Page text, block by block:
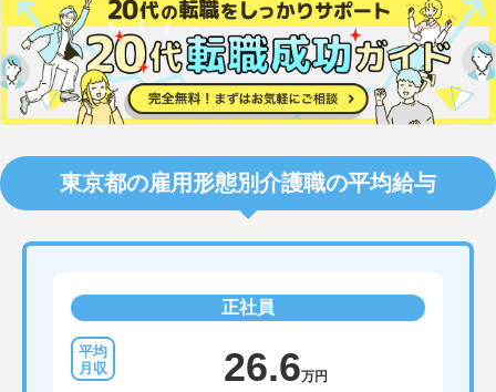
東京都の雇用形態別介護職の平均給与
正社員
26.6万円